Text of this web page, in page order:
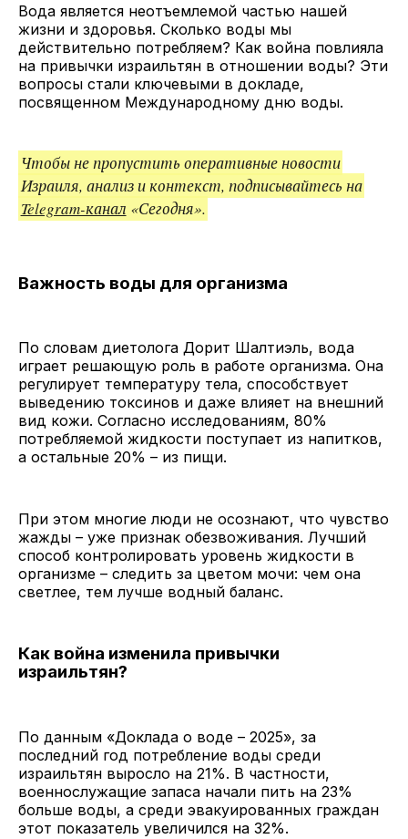
Вода является неотъемлемой частью нашей
жизни и здоровья. Сколько воды мы
действительно потребляем? Как война повлияла
на привычки израильтян в отношении воды? Эти
вопросы стали ключевыми в докладе,
посвященном Международному дню воды.
Чтобы не пропустить оперативные новости
Израиля, анализ и контекст, подписывайтесь на
Telegram-канал «Сегодня».
Важность воды для организма
По словам диетолога Дорит Шалтиэль, вода
играет решающую роль в работе организма. Она
регулирует температуру тела, способствует
выведению токсинов и даже влияет на внешний
вид кожи. Согласно исследованиям, 80%
потребляемой жидкости поступает из напитков,
а остальные 20% – из пищи.
При этом многие люди не осознают, что чувство
жажды – уже признак обезвоживания. Лучший
способ контролировать уровень жидкости в
организме – следить за цветом мочи: чем она
светлее, тем лучше водный баланс.
Как война изменила привычки
израильтян?
По данным «Доклада о воде – 2025», за
последний год потребление воды среди
израильтян выросло на 21%. В частности,
военнослужащие запаса начали пить на 23%
больше воды, а среди эвакуированных граждан
этот показатель увеличился на 32%.